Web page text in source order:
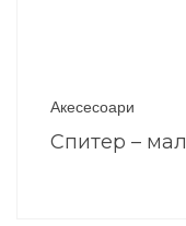
Акесесоари
Спитер – мал